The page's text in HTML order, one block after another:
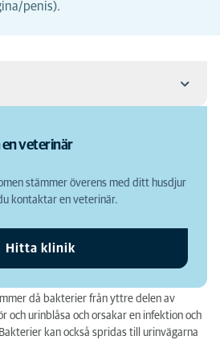
penis).
en veterinär
stämmer överens med ditt husdjur
kontaktar en veterinär.
Hitta klinik
då bakterier från yttre delen av
och urinblåsa och orsakar en infektion och
kan också spridas till urinvägarna